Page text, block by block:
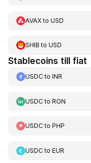
AVAXto USD
SHIB to USD
Stablecoins till fiat
USDCto INR
USDCto RON
USDCto PHP
USDCto EUR